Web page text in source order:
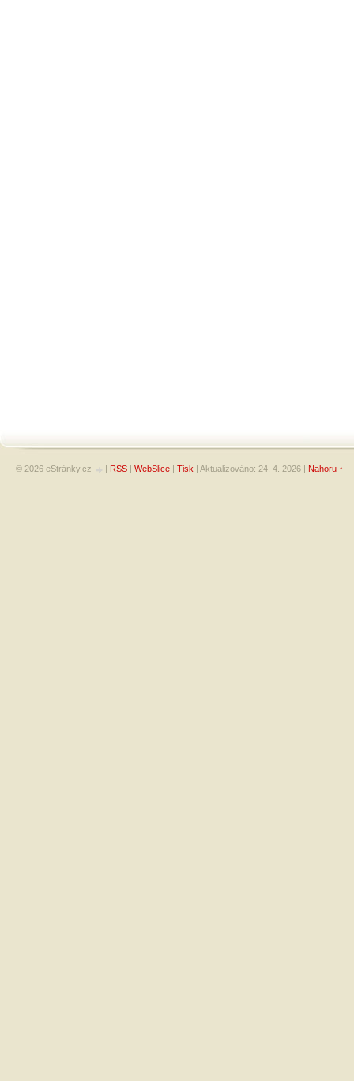
© 2026 eStránky.cz | RSS | WebSlice | Tisk | Aktualizováno: 24. 4. 2026 | Nahoru ↑